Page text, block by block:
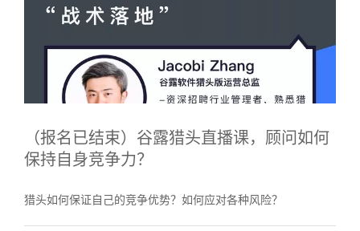
（报名已结束）谷露猎头直播课，顾问如何
保持自身竞争力？
猎头如何保证自己的竞争优势？如何应对各种风险？